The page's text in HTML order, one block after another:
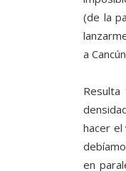
(de la
a
hacer
en